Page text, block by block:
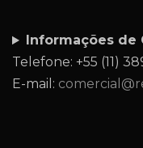
Informações de
Telefone: +55 (11)
E-mail: